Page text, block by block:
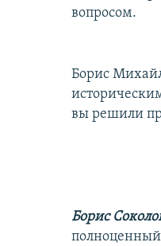
вопросом.
Борис
вы решили
Борис
полноценный